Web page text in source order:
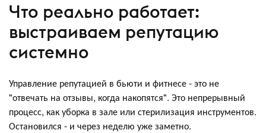
Что реально работает:
выстраиваем репутацию
системно
Управление репутацией в бьюти и фитнесе - это не
"отвечать на отзывы, когда накопятся". Это непрерывный
процесс, как уборка в зале или стерилизация инструментов.
Остановился - и через неделю уже заметно.